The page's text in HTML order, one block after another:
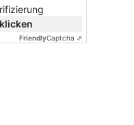
FriendlyCaptcha ⇗